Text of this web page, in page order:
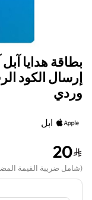
إرسال الكود
وردي
ابل
20
(شامل ضريبة القيمة